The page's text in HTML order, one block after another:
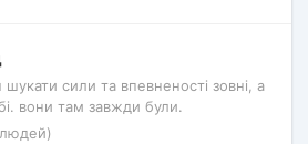
сили та впевненості зовні, а
вони там завжди були.